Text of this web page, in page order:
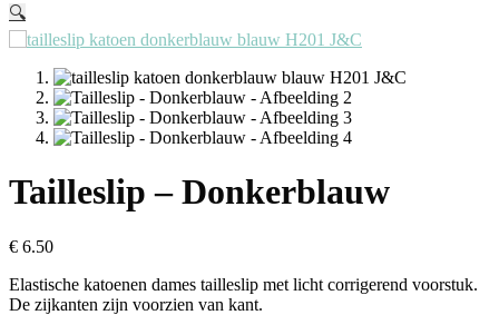
🔍
Tailleslip – Donkerblauw
€ 6.50
Elastische katoenen dames tailleslip met licht corrigerend voorstuk.
De zijkanten zijn voorzien van kant.